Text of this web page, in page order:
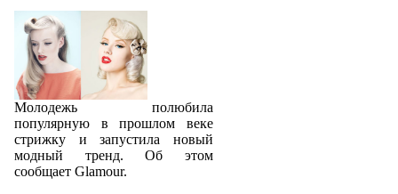
Молодежь полюбила
популярную в прошлом веке
стрижку и запустила новый
модный тренд. Об этом
сообщает Glamour.